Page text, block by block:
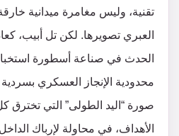
تقنية، وليس مغامرة ميدانية
العبري تصويرها. لكن تل أبيب،
الحدث في صناعة أسطورة
محدودية الإنجاز العسكري
صورة “اليد الطولى” التي
الأهداف، في محاولة لإرباك